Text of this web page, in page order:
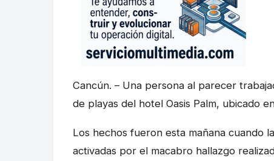
Cancún. – Una persona al parecer
de playas del hotel Oasis Palm, ubicado
Los hechos fueron esta mañana cuando
activadas por el macabro hallazgo